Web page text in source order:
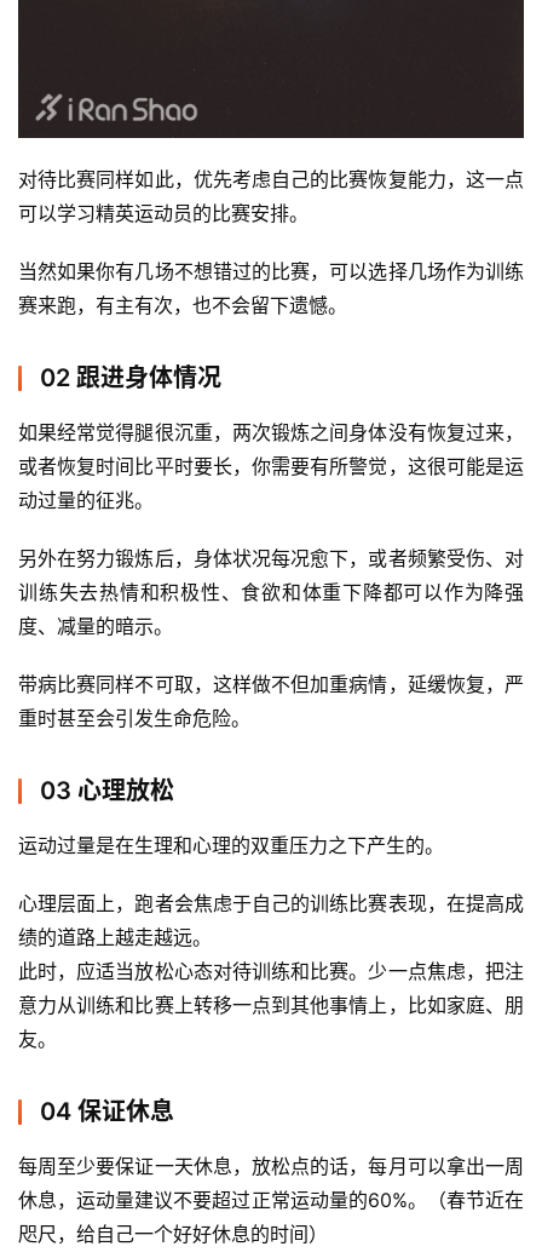
用
户
精
选
运
对待比赛同样如此，优先考虑自己的比赛恢复能力，这一点
可以学习精英运动员的比赛安排。
当然如果你有几场不想错过的比赛，可以选择几场作为训练
赛来跑，有主有次，也不会留下遗憾。
02 跟进身体情况
如果经常觉得腿很沉重，两次锻炼之间身体没有恢复过来，
或者恢复时间比平时要长，你需要有所警觉，这很可能是运
动过量的征兆。
另外在努力锻炼后，身体状况每况愈下，或者频繁受伤、对
训练失去热情和积极性、食欲和体重下降都可以作为降强
度、减量的暗示。
带病比赛同样不可取，这样做不但加重病情，延缓恢复，严
重时甚至会引发生命危险。
03 心理放松
运动过量是在生理和心理的双重压力之下产生的。
心理层面上，跑者会焦虑于自己的训练比赛表现，在提高成
绩的道路上越走越远。
此时，应适当放松心态对待训练和比赛。少一点焦虑，把注
意力从训练和比赛上转移一点到其他事情上，比如家庭、朋
友。
04 保证休息
每周至少要保证一天休息，放松点的话，每月可以拿出一周
休息，运动量建议不要超过正常运动量的60%。（春节近在
咫尺，给自己一个好好休息的时间）